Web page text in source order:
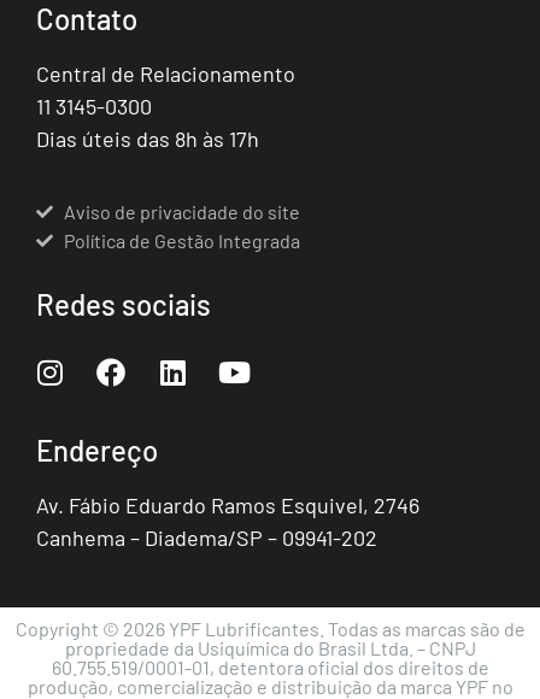
Contato
Central de Relacionamento
11 3145-0300
Dias úteis das 8h às 17h
Aviso de privacidade do site
Política de Gestão Integrada
Redes sociais
Endereço
Av. Fábio Eduardo Ramos Esquivel, 2746
Canhema – Diadema/SP – 09941-202
Copyright © 2026 YPF Lubrificantes. Todas as marcas são de
propriedade da Usiquímica do Brasil Ltda. – CNPJ
60.755.519/0001-01, detentora oficial dos direitos de
produção, comercialização e distribuição da marca YPF no